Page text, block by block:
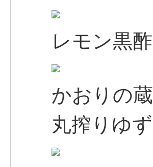
レモン黒
かおりの蔵
丸搾りゆ